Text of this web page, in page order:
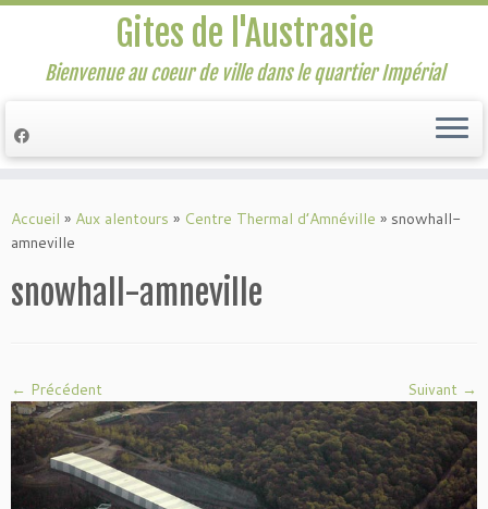
au
contenu
Gites de l'Austrasie
Bienvenue au coeur de ville dans le quartier Impérial
Accueil » Aux alentours » Centre Thermal d’Amnéville » snowhall-
amneville
snowhall-amneville
← Précédent Suivant →